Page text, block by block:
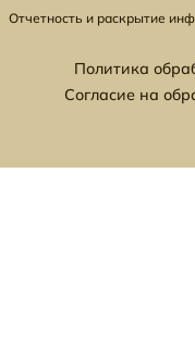
Отчетность и раскрытие
Политика
Согласие на